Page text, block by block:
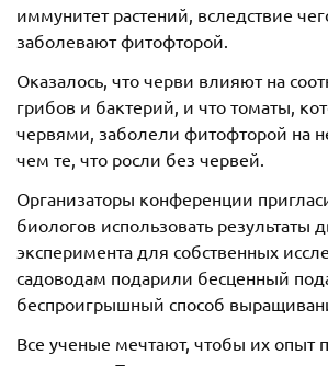
иммунитет растений, вследствие
заболевают фитофторой.
Оказалось, что черви влияют на
грибов и бактерий, и что томаты,
червями, заболели фитофторой на
чем те, что росли без червей.
Организаторы конференции
биологов использовать результаты
эксперимента для собственных
садоводам подарили бесценный
беспроигрышный способ
Все ученые мечтают, чтобы их опыт